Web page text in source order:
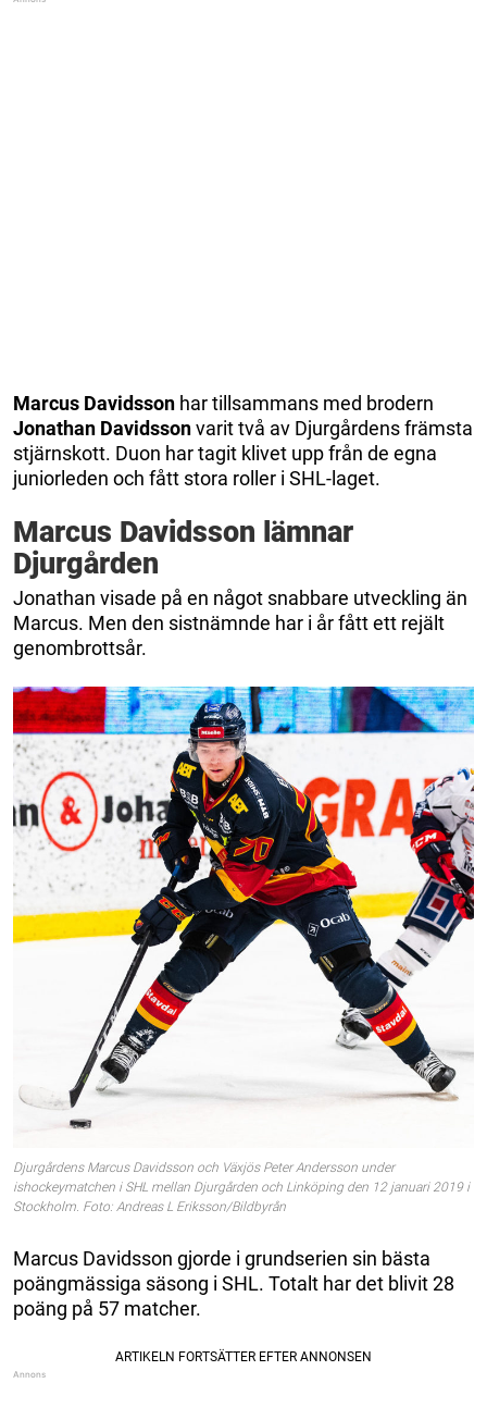
Marcus Davidsson har tillsammans med brodern
Jonathan Davidssonvarit två av Djurgårdens främsta
stjärnskott. Duon har tagit klivet upp från de egna
juniorleden och fått stora roller i SHL-laget.
Marcus Davidsson lämnar
Djurgården
Jonathan visade på en något snabbare utveckling än
Marcus. Men den sistnämnde har i år fått ett rejält
genombrottsår.
Djurgårdens Marcus Davidsson och Växjös Peter Andersson under
ishockeymatchen i SHL mellan Djurgården och Linköping den 12 januari 2019 i
Stockholm. Foto: Andreas L Eriksson/Bildbyrån
Marcus Davidsson gjorde i grundserien sin bästa
poängmässiga säsong i SHL. Totalt har det blivit 28
poäng på 57 matcher.